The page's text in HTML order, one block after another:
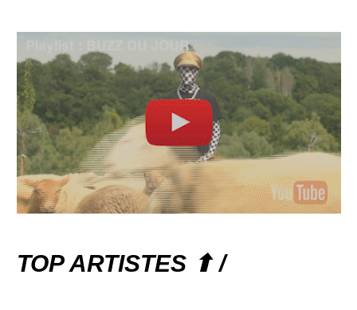
TOP ARTISTES ⬆ /